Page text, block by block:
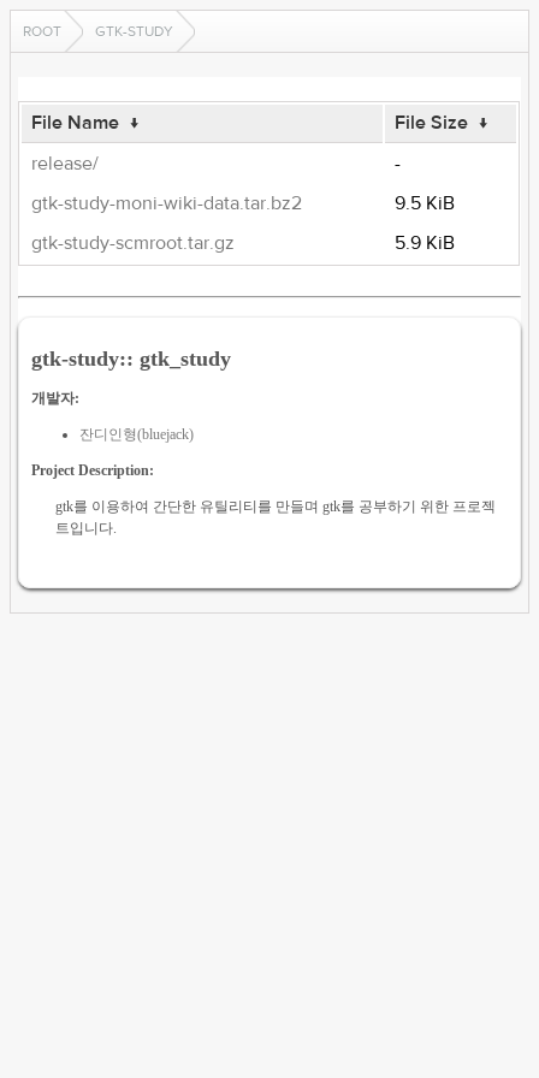
ROOT GTK-STUDY
File Name ↓ File Size ↓
release/
-
gtk-study-moni-wiki-data.tar.bz2
9.5 KiB
gtk-study-scmroot.tar.gz
5.9 KiB
gtk-study:: gtk_study
개발자:
잔디인형(bluejack)
Project Description:
gtk를 이용하여 간단한 유틸리티를 만들며 gtk를 공부하기 위한 프로젝
트입니다.